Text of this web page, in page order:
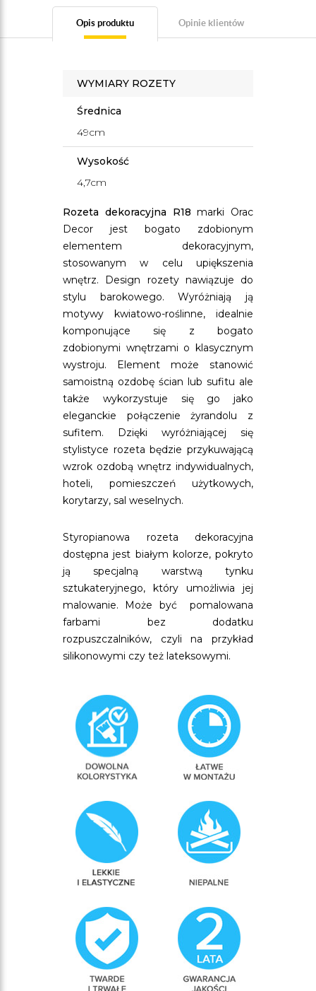
Opis produktu Opinie klientów
WYMIARY ROZETY
Średnica
49cm
Wysokość
4,7cm
Rozeta dekoracyjna R18 marki Orac
Decor jest bogato zdobionym
elementem dekoracyjnym,
stosowanym w celu upiększenia
wnętrz. Design rozety nawiązuje do
stylu barokowego. Wyróżniają ją
motywy kwiatowo-roślinne, idealnie
komponujące się z bogato
zdobionymi wnętrzami o klasycznym
wystroju. Element może stanowić
samoistną ozdobę ścian lub sufitu ale
także wykorzystuje się go jako
eleganckie połączenie żyrandolu z
sufitem. Dzięki wyróżniającej się
stylistyce rozeta będzie przykuwającą
wzrok ozdobą wnętrz indywidualnych,
hoteli, pomieszczeń użytkowych,
korytarzy, sal weselnych.
Styropianowa rozeta dekoracyjna
dostępna jest białym kolorze, pokryto
ją specjalną warstwą tynku
sztukateryjnego, który umożliwia jej
malowanie. Może być pomalowana
farbami bez dodatku
rozpuszczalników, czyli na przykład
silikonowymi czy też lateksowymi.